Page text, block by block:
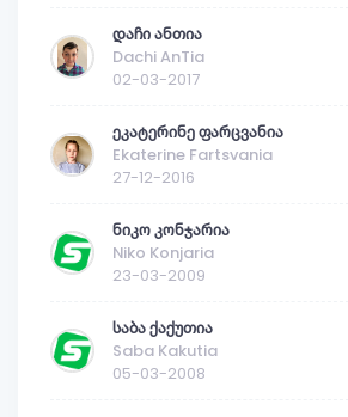
დაჩი ანთია
Dachi AnTia
02-03-2017
ეკატერინე ფარცვანია
Ekaterine Fartsvania
27-12-2016
ნიკო კონჯარია
Niko Konjaria
23-03-2009
საბა ქაქუთია
Saba Kakutia
05-03-2008